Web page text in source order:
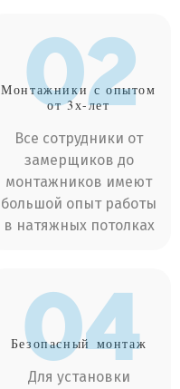
02
Монтажники с опытом
от 3х-лет
Все сотрудники от
замерщиков до
монтажников имеют
большой опыт работы
в натяжных потолках
04
Безопасный монтаж
Для установки